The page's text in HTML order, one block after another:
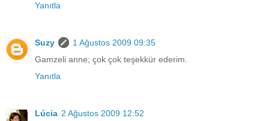
Yanıtla
Suzy
1 Ağustos 2009 09:35
Gamzeli anne; çok çok teşekkür ederim.
Yanıtla
Lúcia 2 Ağustos 2009 12:52